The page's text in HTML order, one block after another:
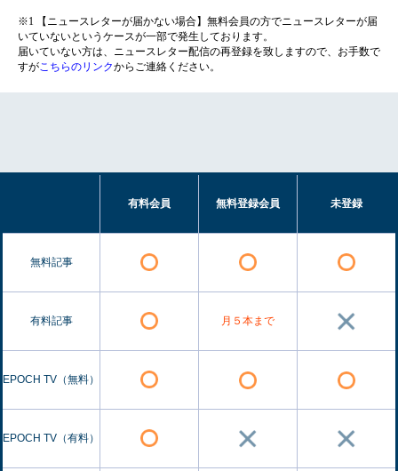
※1 【ニュースレターが届かない場合】無料会員の方でニュースレターが届
いていないというケースが一部で発生しております。
届いていない方は、ニュースレター配信の再登録を致しますので、お手数で
すがこちらのリンクからご連絡ください。
有料会員 無料登録会員 未登録
無料記事
有料記事 月５本まで
EPOCH TV（無料）
EPOCH TV（有料）